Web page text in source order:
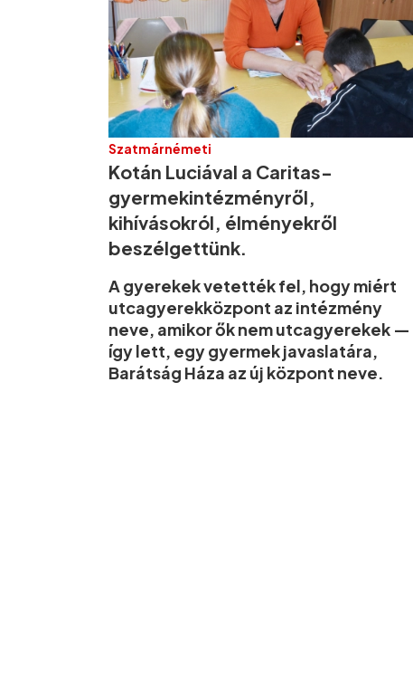
Szatmárnémeti
Kotán Luciával a Caritas-
gyermekintézményről,
kihívásokról, élményekről
beszélgettünk.
A gyerekek vetették fel, hogy miért
utcagyerekközpont az intézmény
neve, amikor ők nem utcagyerekek —
így lett, egy gyermek javaslatára,
Barátság Háza az új központ neve.